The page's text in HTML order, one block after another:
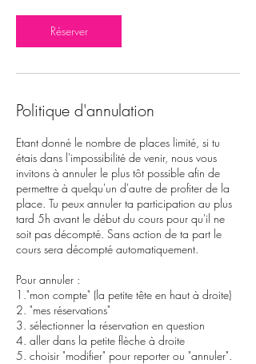
Réserver
Politique d'annulation
Etant donné le nombre de places limité, si tu
étais dans l'impossibilité de venir, nous vous
invitons à annuler le plus tôt possible afin de
permettre à quelqu'un d'autre de profiter de la
place. Tu peux annuler ta participation au plus
tard 5h avant le début du cours pour qu'il ne
soit pas décompté. Sans action de ta part le
cours sera décompté automatiquement.
Pour annuler :
1."mon compte" (la petite tête en haut à droite)
2. "mes réservations"
3. sélectionner la réservation en question
4. aller dans la petite flèche à droite
5. choisir "modifier" pour reporter ou "annuler".